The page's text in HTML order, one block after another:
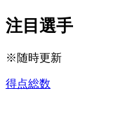
注目選手
※随時更新
得点総数